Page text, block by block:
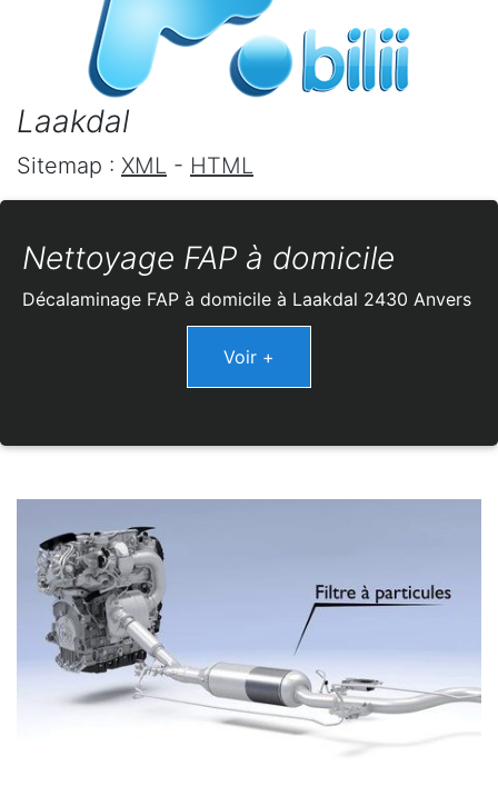
Laakdal
Sitemap : XML - HTML
Nettoyage FAP à domicile
Décalaminage FAP à domicile à Laakdal 2430 Anvers
Voir +